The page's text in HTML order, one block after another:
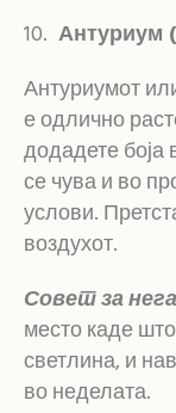
Антуриум (
Антуриумот
е одлично
додадете боја
се чува и во
услови.
воздухот.
Совет за
место каде
светлина, и
во неделата.